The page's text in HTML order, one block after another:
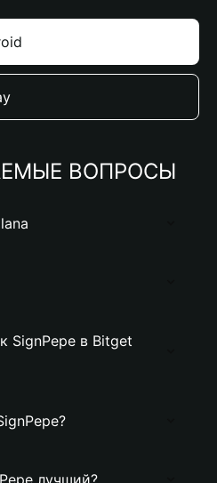
ВОПРОСЫ
SignPepe в Bitget
лучший?